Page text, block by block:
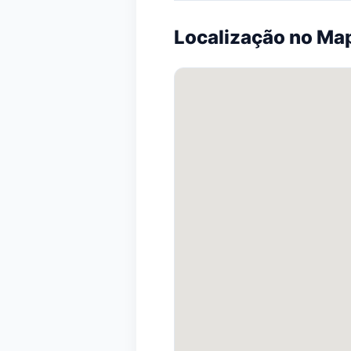
Localização no